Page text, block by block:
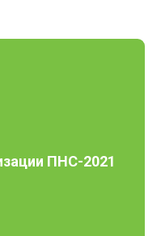
ПНС-2021